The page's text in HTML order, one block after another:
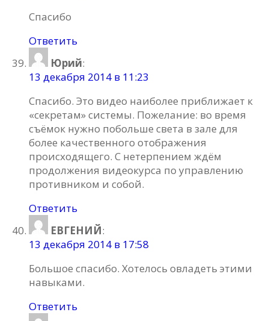
Спасибо
Ответить
Юрий:
13 декабря 2014 в 11:23
Спасибо. Это видео наиболее приближает к
«секретам» системы. Пожелание: во время
съёмок нужно побольше света в зале для
более качественного отображения
происходящего. С нетерпением ждём
продолжения видеокурса по управлению
противником и собой.
Ответить
ЕВГЕНИЙ:
13 декабря 2014 в 17:58
Большое спасибо. Хотелось овладеть этими
навыками.
Ответить